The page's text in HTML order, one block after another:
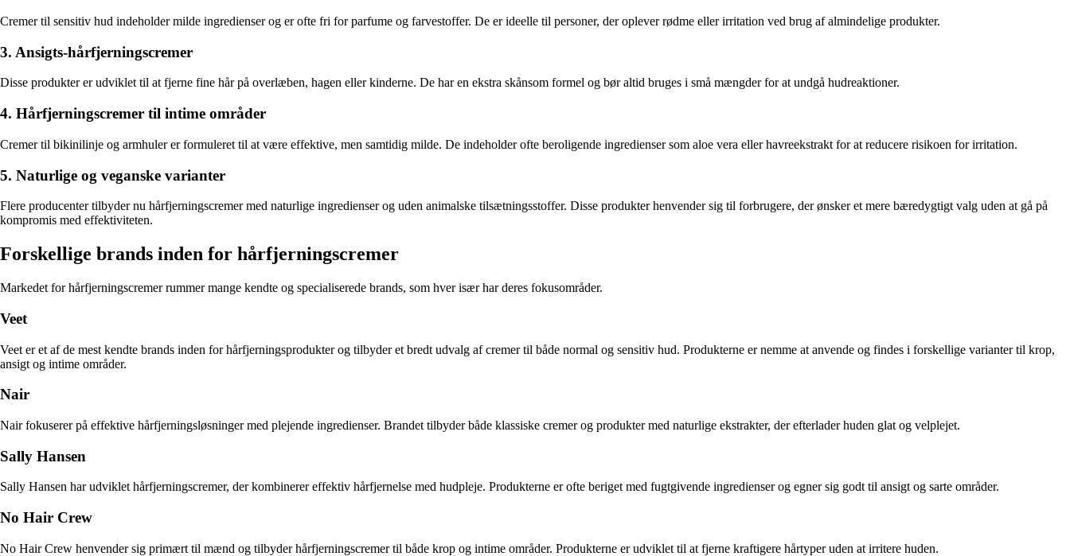
Cremer til sensitiv hud indeholder milde ingredienser og er ofte fri for parfume og farvestoffer. De er ideelle til personer, der oplever rødme eller irritation ved brug af almindelige produkter.
3. Ansigts-hårfjerningscremer
Disse produkter er udviklet til at fjerne fine hår på overlæben, hagen eller kinderne. De har en ekstra skånsom formel og bør altid bruges i små mængder for at undgå hudreaktioner.
4. Hårfjerningscremer til intime områder
Cremer til bikinilinje og armhuler er formuleret til at være effektive, men samtidig milde. De indeholder ofte beroligende ingredienser som aloe vera eller havreekstrakt for at reducere risikoen for irritation.
5. Naturlige og veganske varianter
Flere producenter tilbyder nu hårfjerningscremer med naturlige ingredienser og uden animalske tilsætningsstoffer. Disse produkter henvender sig til forbrugere, der ønsker et mere bæredygtigt valg uden at gå på
kompromis med effektiviteten.
Forskellige brands inden for hårfjerningscremer
Markedet for hårfjerningscremer rummer mange kendte og specialiserede brands, som hver især har deres fokusområder.
Veet
Veet er et af de mest kendte brands inden for hårfjerningsprodukter og tilbyder et bredt udvalg af cremer til både normal og sensitiv hud. Produkterne er nemme at anvende og findes i forskellige varianter til krop,
ansigt og intime områder.
Nair
Nair fokuserer på effektive hårfjerningsløsninger med plejende ingredienser. Brandet tilbyder både klassiske cremer og produkter med naturlige ekstrakter, der efterlader huden glat og velplejet.
Sally Hansen
Sally Hansen har udviklet hårfjerningscremer, der kombinerer effektiv hårfjernelse med hudpleje. Produkterne er ofte beriget med fugtgivende ingredienser og egner sig godt til ansigt og sarte områder.
No Hair Crew
No Hair Crew henvender sig primært til mænd og tilbyder hårfjerningscremer til både krop og intime områder. Produkterne er udviklet til at fjerne kraftigere hårtyper uden at irritere huden.